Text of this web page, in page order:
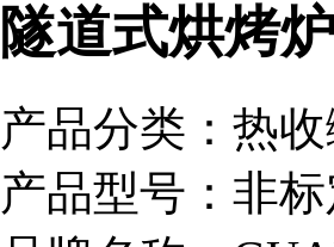
隧道式烘烤炉
产品分类： 热
产品型号： 非标